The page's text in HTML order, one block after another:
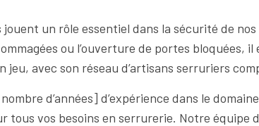
un rôle essentiel dans la sécurité de
ou l’ouverture de portes bloquées,
jeu, avec son réseau d’artisans serruriers
d’années] d’expérience dans le
tous vos besoins en serrurerie. Notre